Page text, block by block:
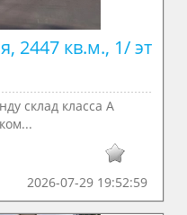
2447 кв.м., 1/ эт
склад класса А
2026-07-29 19:52:59